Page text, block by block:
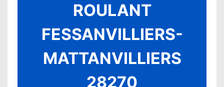
ROULANT
FESSANVILLIERS-
MATTANVILLIERS
28270